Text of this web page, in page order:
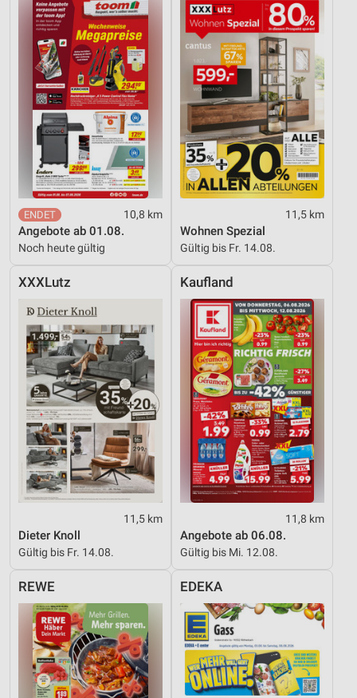
10,8 km
Angebote ab 01.08.
Noch heute gültig
11,5 km
Wohnen Spezial
Gültig bis Fr. 14.08.
XXXLutz
11,5 km
Dieter Knoll
Gültig bis Fr. 14.08.
Kaufland
11,8 km
Angebote ab 06.08.
Gültig bis Mi. 12.08.
REWE EDEKA